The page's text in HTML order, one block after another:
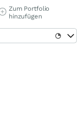
Zum Portfolio
hinzufügen